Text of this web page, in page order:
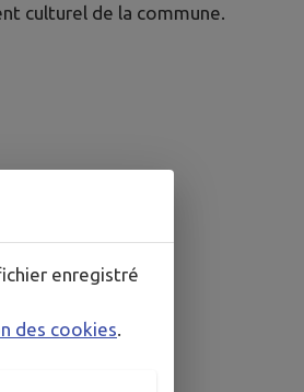
culturel de la commune.
enregistré
des cookies